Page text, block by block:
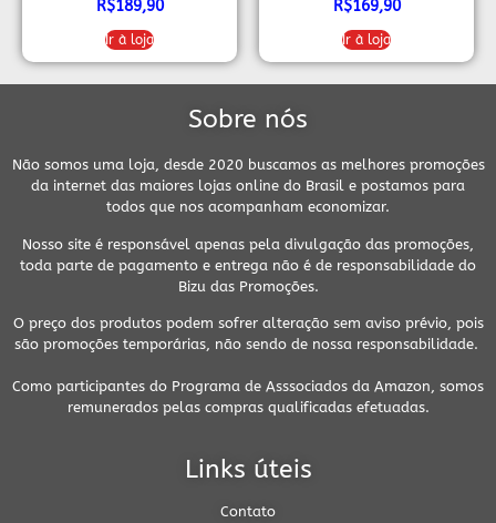
R$189,90
Ir à loja
R$169,90
Ir à loja
Sobre nós
Não somos uma loja, desde 2020 buscamos as melhores promoções
da internet das maiores lojas online do Brasil e postamos para
todos que nos acompanham economizar.
Nosso site é responsável apenas pela divulgação das promoções,
toda parte de pagamento e entrega não é de responsabilidade do
Bizu das Promoções.
O preço dos produtos podem sofrer alteração sem aviso prévio, pois
são promoções temporárias, não sendo de nossa responsabilidade.
Como participantes do Programa de Asssociados da Amazon, somos
remunerados pelas compras qualificadas efetuadas.
Links úteis
Contato